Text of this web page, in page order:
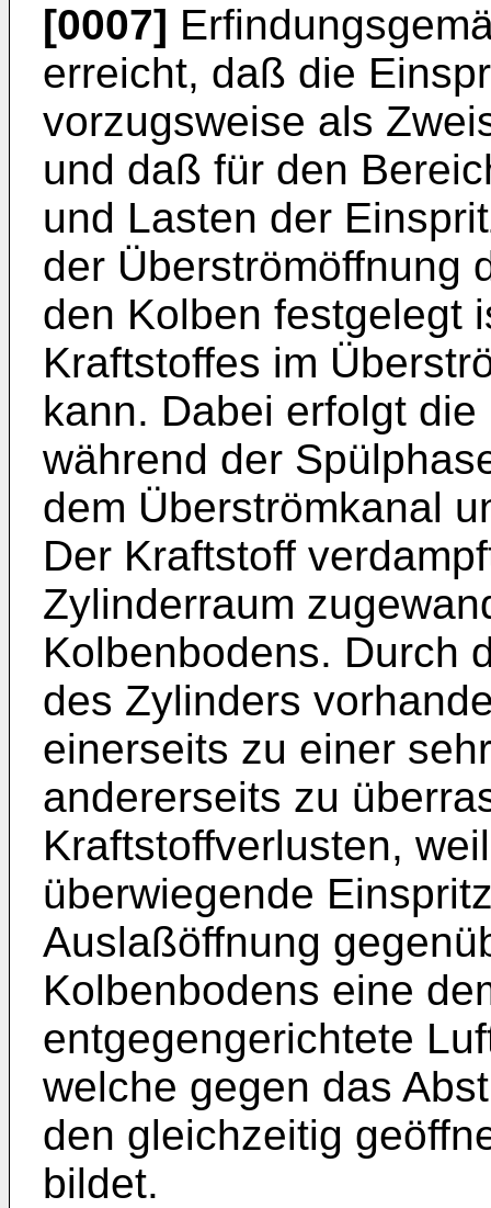
[0007]
erreicht, daß die
vorzugsweise als
und daß für den
und Lasten der
der Überströmöffnung
den Kolben festgelegt
Kraftstoffes im
kann. Dabei erfolgt
während der
dem Überströmkanal
Der Kraftstoff
Zylinderraum
Kolbenbodens. Durch
des Zylinders
einerseits zu einer
andererseits zu
Kraftstoffverlusten,
überwiegende
Auslaßöffnung
Kolbenbodens eine
entgegengerichtete
welche gegen das
den gleichzeitig
bildet.